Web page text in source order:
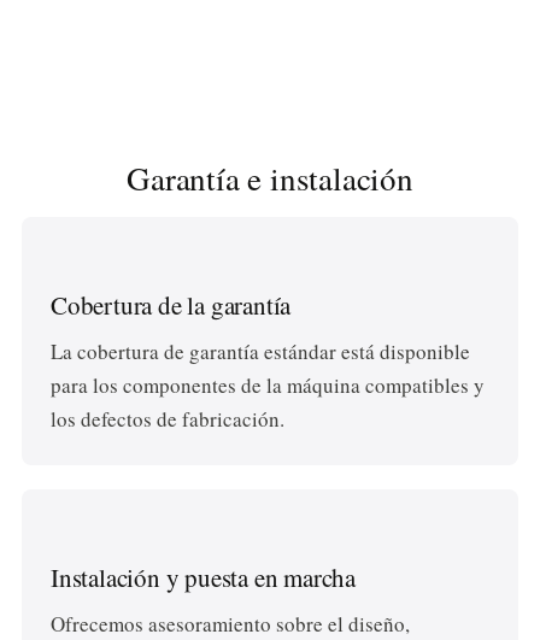
Garantía e instalación
Cobertura de la garantía
La cobertura de garantía estándar está disponible
para los componentes de la máquina compatibles y
los defectos de fabricación.
Instalación y puesta en marcha
Ofrecemos asesoramiento sobre el diseño,